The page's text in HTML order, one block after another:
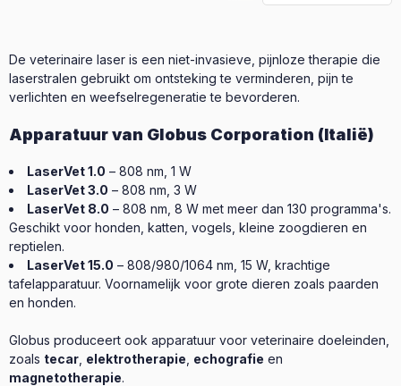
De veterinaire laser is een niet-invasieve, pijnloze therapie die
laserstralen gebruikt om ontsteking te verminderen, pijn te
verlichten en weefselregeneratie te bevorderen.
Apparatuur van Globus Corporation (Italië)
LaserVet 1.0 – 808 nm, 1 W
LaserVet 3.0 – 808 nm, 3 W
LaserVet 8.0 – 808 nm, 8 W met meer dan 130 programma's.
Geschikt voor honden, katten, vogels, kleine zoogdieren en
reptielen.
LaserVet 15.0 – 808/980/1064 nm, 15 W, krachtige
tafelapparatuur. Voornamelijk voor grote dieren zoals paarden
en honden.
Globus produceert ook apparatuur voor veterinaire doeleinden,
zoals tecar elektrotherapie echografie en
magnetotherapie.